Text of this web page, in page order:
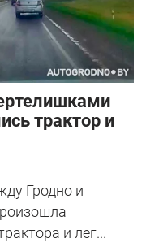
трактор и
Гродно и
и лег...